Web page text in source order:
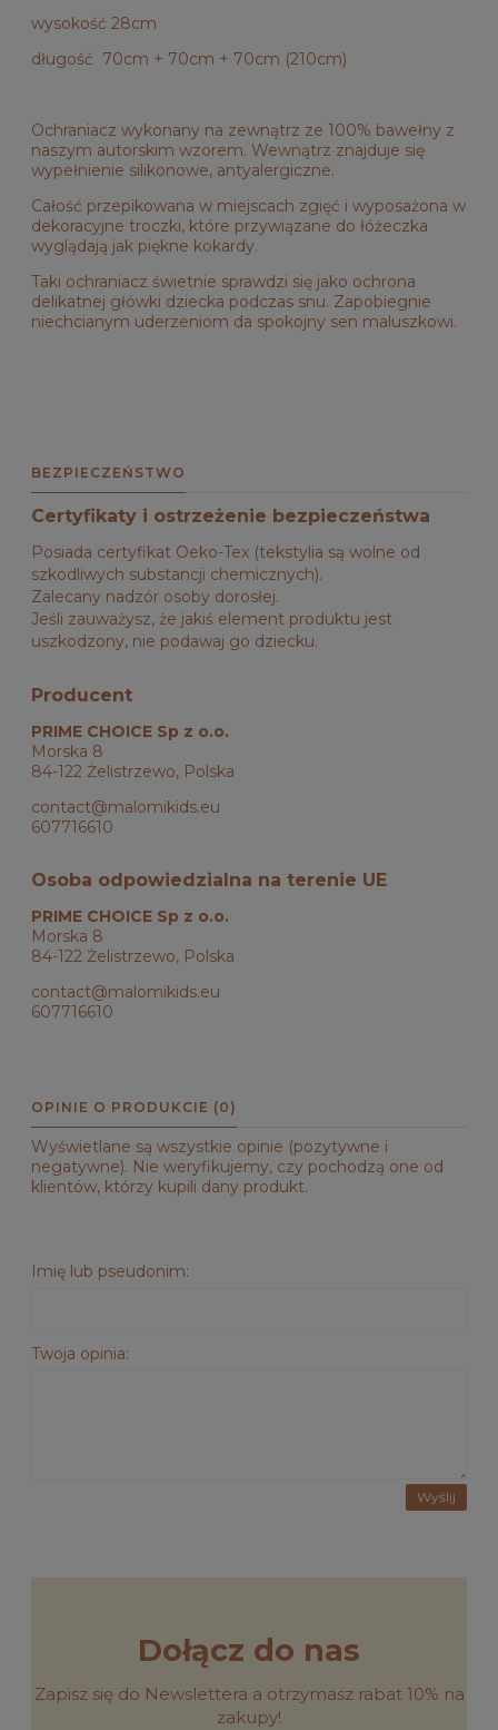
wysokość 28cm
długość 70cm + 70cm + 70cm (210cm)
Ochraniacz wykonany na zewnątrz ze 100% bawełny z
naszym autorskim wzorem. Wewnątrz znajduje się
wypełnienie silikonowe, antyalergiczne.
Całość przepikowana w miejscach zgięć i wyposażona w
dekoracyjne troczki, które przywiązane do łóżeczka
wyglądają jak piękne kokardy.
Taki ochraniacz świetnie sprawdzi się jako ochrona
delikatnej główki dziecka podczas snu. Zapobiegnie
niechcianym uderzeniom da spokojny sen maluszkowi.
BEZPIECZEŃSTWO
Certyfikaty i ostrzeżenie bezpieczeństwa
Posiada certyfikat Oeko-Tex (tekstylia są wolne od
szkodliwych substancji chemicznych).
Zalecany nadzór osoby dorosłej.
Jeśli zauważysz, że jakiś element produktu jest
uszkodzony, nie podawaj go dziecku.
Producent
PRIME CHOICE Sp z o.o.
Morska 8
84-122 Żelistrzewo, Polska
contact@malomikids.eu
607716610
Osoba odpowiedzialna na terenie UE
PRIME CHOICE Sp z o.o.
Morska 8
84-122 Żelistrzewo, Polska
contact@malomikids.eu
607716610
OPINIE O PRODUKCIE (0)
Wyświetlane są wszystkie opinie (pozytywne i
negatywne). Nie weryfikujemy, czy pochodzą one od
klientów, którzy kupili dany produkt.
Imię lub pseudonim:
Twoja opinia:
Wyślij
Dołącz do nas
Zapisz się do Newslettera a otrzymasz rabat 10% na
zakupy!